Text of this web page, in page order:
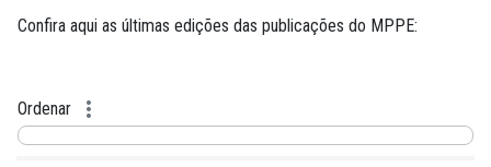
Confira aqui as últimas edições das publicações do MPPE:
Ordenar